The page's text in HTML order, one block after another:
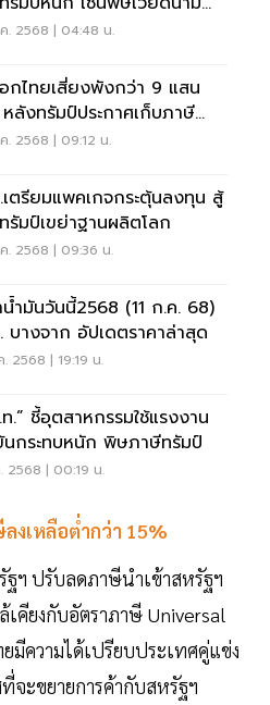
. 2568 | 04:48 น.
กไทยเสี่ยงพังกว่า 9 แสน
ลังทรัมป์ประกาศเก็บภาษี
. 2568 | 09:12 น.
ตรียมแพคเกจกระตุ้นลงทุน สู้
รัมป์เขย่าฐานผลิตโลก
. 2568 | 09:36 น.
น้ำมันวันนี้2568 (11 ก.ค. 68)
บางจาก อัปเดตราคาล่าสุด
. 2568 | 19:19 น.
ท.” ชี้อุตสาหกรรมใช้แรงงาน
นกระทบหนัก พิษภาษีทรัมป์
. 2568 | 00:19 น.
งเหลือต่ำกว่า 15%
ฯ ปรับลดภาษีนำเข้าสหรัฐฯ
เคียงกับอัตราภาษี Universal
มีความได้เปรียบประเทศคู่แข่ง
ะขยายการค้ากับสหรัฐฯ